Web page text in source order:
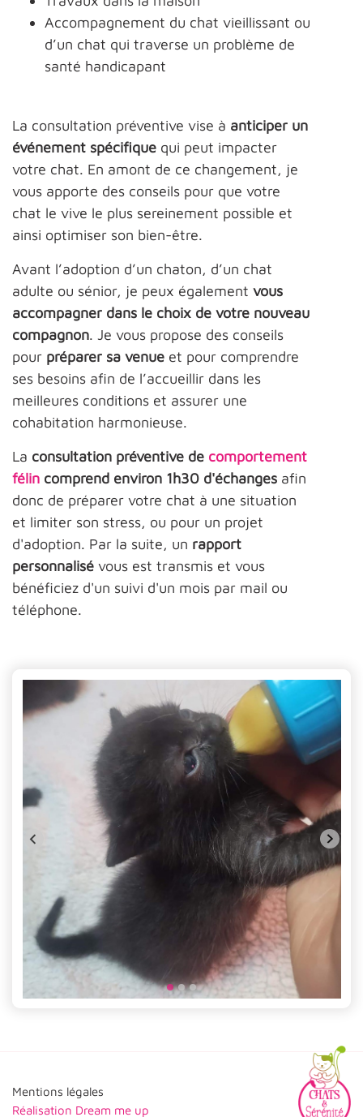
Accompagnement du chat vieillissant ou
d’un chat qui traverse un problème de
santé handicapant
La consultation préventive vise à anticiper un
événement spécifique qui peut impacter
votre chat. En amont de ce changement, je
vous apporte des conseils pour que votre
chat le vive le plus sereinement possible et
ainsi optimiser son bien-être.
Avant l’adoption d’un chaton, d’un chat
adulte ou sénior, je peux également vous
accompagner dans le choix de votre nouveau
compagnon. Je vous propose des conseils
pour préparer sa venue et pour comprendre
ses besoins afin de l’accueillir dans les
meilleures conditions et assurer une
cohabitation harmonieuse.
La consultation préventive de comportement
félin comprend environ 1h30 d'échanges afin
donc de préparer votre chat à une situation
et limiter son stress, ou pour un projet
d'adoption. Par la suite, un rapport
personnalisé vous est transmis et vous
bénéficiez d'un suivi d'un mois par mail ou
téléphone.
Mentions légales
Réalisation Dream me up